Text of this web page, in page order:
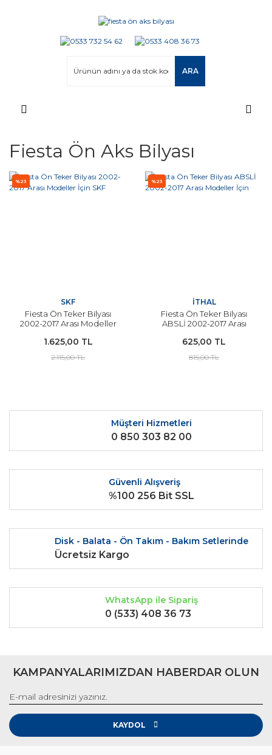
ARA
Fiesta Ön Aks Bilyası
%23
SKF
Fiesta Ön Teker Bilyası
2002-2017 Arası Modeller
1.625,00 TL
2.115,00 TL
%23
İTHAL
Fiesta Ön Teker Bilyası
ABSLİ 2002-2017 Arası
625,00 TL
815,00 TL
Müşteri Hizmetleri
0 850 303 82 00
Güvenli Alışveriş
%100 256 Bit SSL
Disk - Balata - Ön Takım - Bakım Setlerinde
Ücretsiz Kargo
WhatsApp ile Sipariş
0 (533) 408 36 73
KAMPANYALARIMIZDAN HABERDAR OLUN
KAYDOL